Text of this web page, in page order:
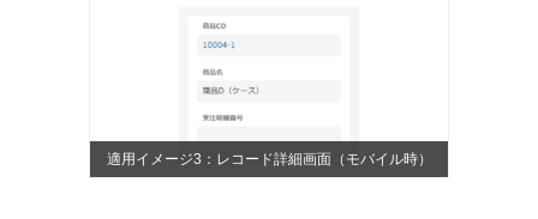
適用イメージ3：レコード詳細画面（モバイル時）